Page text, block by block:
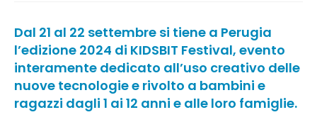
Dal 21 al 22 settembre si tiene a Perugia
l’edizione 2024 di KIDSBIT Festival, evento
interamente dedicato all’uso creativo delle
nuove tecnologie e rivolto a bambini e
ragazzi dagli 1 ai 12 anni e alle loro famiglie.